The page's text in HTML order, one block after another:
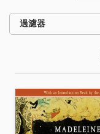
過濾器